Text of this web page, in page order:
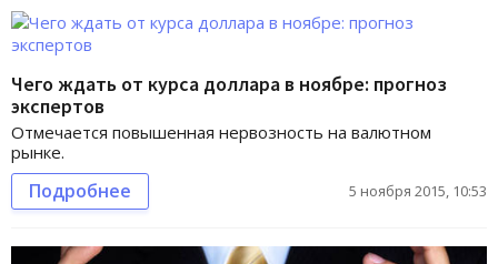
Чего ждать от курса доллара в ноябре: прогноз
экспертов
Отмечается повышенная нервозность на валютном
рынке.
Подробнее 5 ноября 2015, 10:53